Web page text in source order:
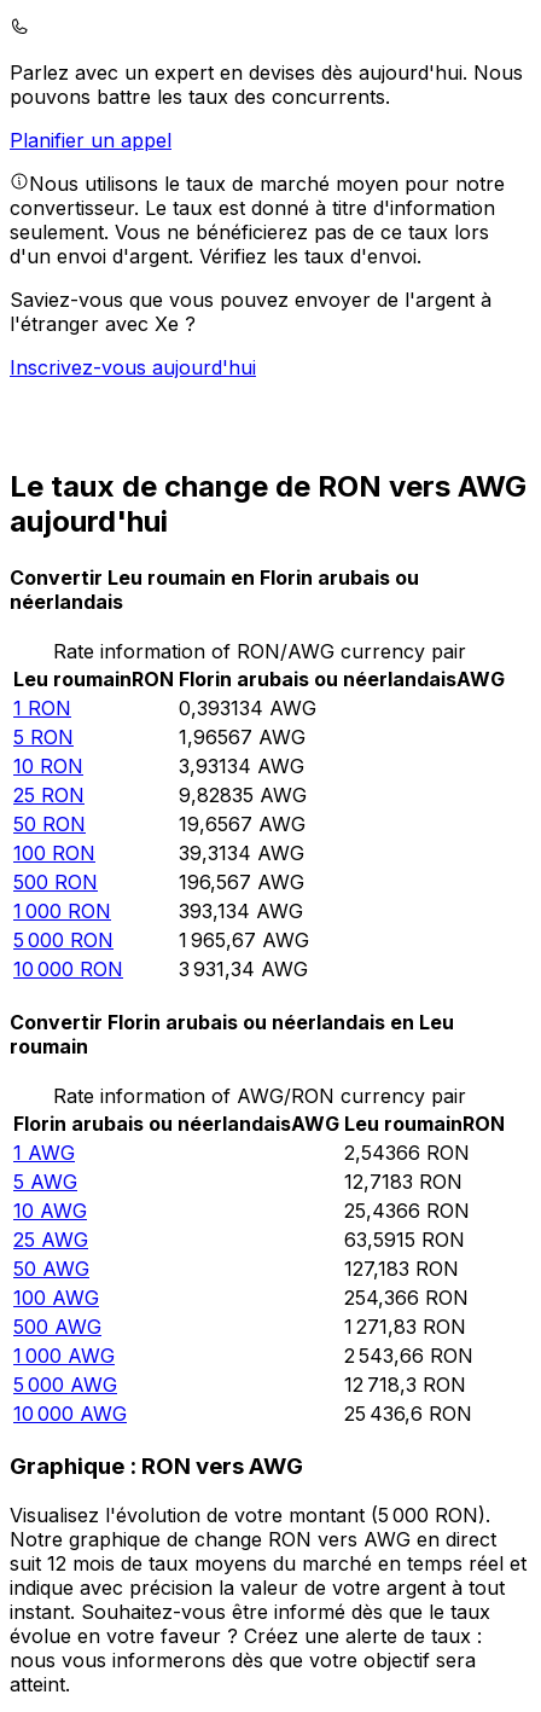
Parlez avec un expert en devises dès aujourd'hui. Nous
pouvons battre les taux des concurrents.
Planifier un appel
Nous utilisons le taux de marché moyen pour notre
convertisseur. Le taux est donné à titre d'information
seulement. Vous ne bénéficierez pas de ce taux lors
d'un envoi d'argent. Vérifiez les taux d'envoi.
Saviez-vous que vous pouvez envoyer de l'argent à
l'étranger avec Xe ?
Inscrivez-vous aujourd'hui
Le taux de change de RON vers AWG
aujourd'hui
Convertir Leu roumain en Florin arubais ou
néerlandais
Rate information of RON/AWG currency pair
Leu roumainRON Florin arubais ou néerlandaisAWG
1 RON 0,393134 AWG
5 RON 1,96567 AWG
10 RON 3,93134 AWG
25 RON 9,82835 AWG
50 RON 19,6567 AWG
100 RON 39,3134 AWG
500 RON 196,567 AWG
1 000 RON 393,134 AWG
5 000 RON 1 965,67 AWG
10 000 RON 3 931,34 AWG
Convertir Florin arubais ou néerlandais en Leu
roumain
Rate information of AWG/RON currency pair
Florin arubais ou néerlandaisAWG Leu roumainRON
1 AWG 2,54366 RON
5 AWG 12,7183 RON
10 AWG 25,4366 RON
25 AWG 63,5915 RON
50 AWG 127,183 RON
100 AWG 254,366 RON
500 AWG 1 271,83 RON
1 000 AWG 2 543,66 RON
5 000 AWG 12 718,3 RON
10 000 AWG 25 436,6 RON
Graphique : RON vers AWG
Visualisez l'évolution de votre montant (5 000 RON).
Notre graphique de change RON vers AWG en direct
suit 12 mois de taux moyens du marché en temps réel et
indique avec précision la valeur de votre argent à tout
instant. Souhaitez-vous être informé dès que le taux
évolue en votre faveur ? Créez une alerte de taux :
nous vous informerons dès que votre objectif sera
atteint.